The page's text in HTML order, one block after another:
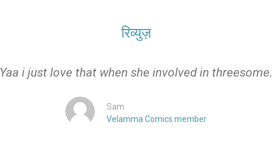
रिव्युज़
Yaa i just love that when she involved in threesome.
Sam
Velamma Comics member